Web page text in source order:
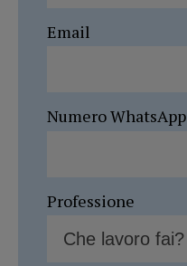
Email
Numero WhatsApp
Professione